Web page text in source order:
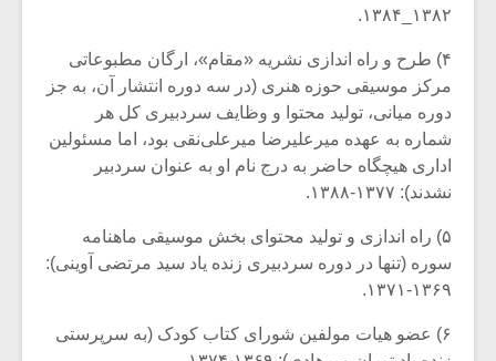
۱۳۸۲_۱۳۸۴.
۴) طرح و راه اندازی نشریه «مقام»، ارگان مطبوعاتی
مرکز موسیقی حوزه هنری (در سه دوره انتشار آن، به جز
دوره میانی، تولید محتوا و وظایف سردبیری کل هر
شماره به عهده میرعلیرضا میرعلی‌نقی بود، اما مسئولین
اداری هیچگاه حاضر به درج نام او به عنوان سردبیر
نشدند): ۱۳۷۷-۱۳۸۸.
۵) راه اندازی و تولید محتوای بخش موسیقی ماهنامه
سوره (تنها در دوره سردبیری زنده یاد سید مرتضی آوینی):
۱۳۶۹-۱۳۷۱.
۶) عضو هیات مولفین شورای کتاب کودک (به سرپرستی